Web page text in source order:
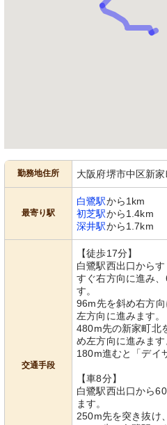
勤務地住所 大阪府堺市中区新
最寄り駅
白鷺駅から1km
初芝駅から1.4km
深井駅から1.7km
交通手段
【徒歩17分】
白鷺駅西出口からす
すぐ右方向に進み
す。
96m先を斜め右方
左方向に進みます。
480m先の新家町北
め左方向に進みます
180m進むと「デイ
【車8分】
白鷺駅西出口から
ます。
250m先を突き抜け